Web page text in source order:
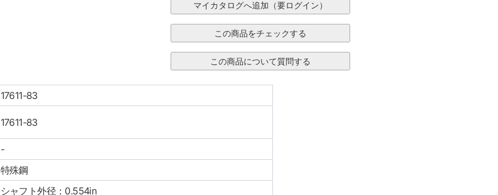
17611-83
17611-83
-
特殊鋼
シャフト外径：0.554in